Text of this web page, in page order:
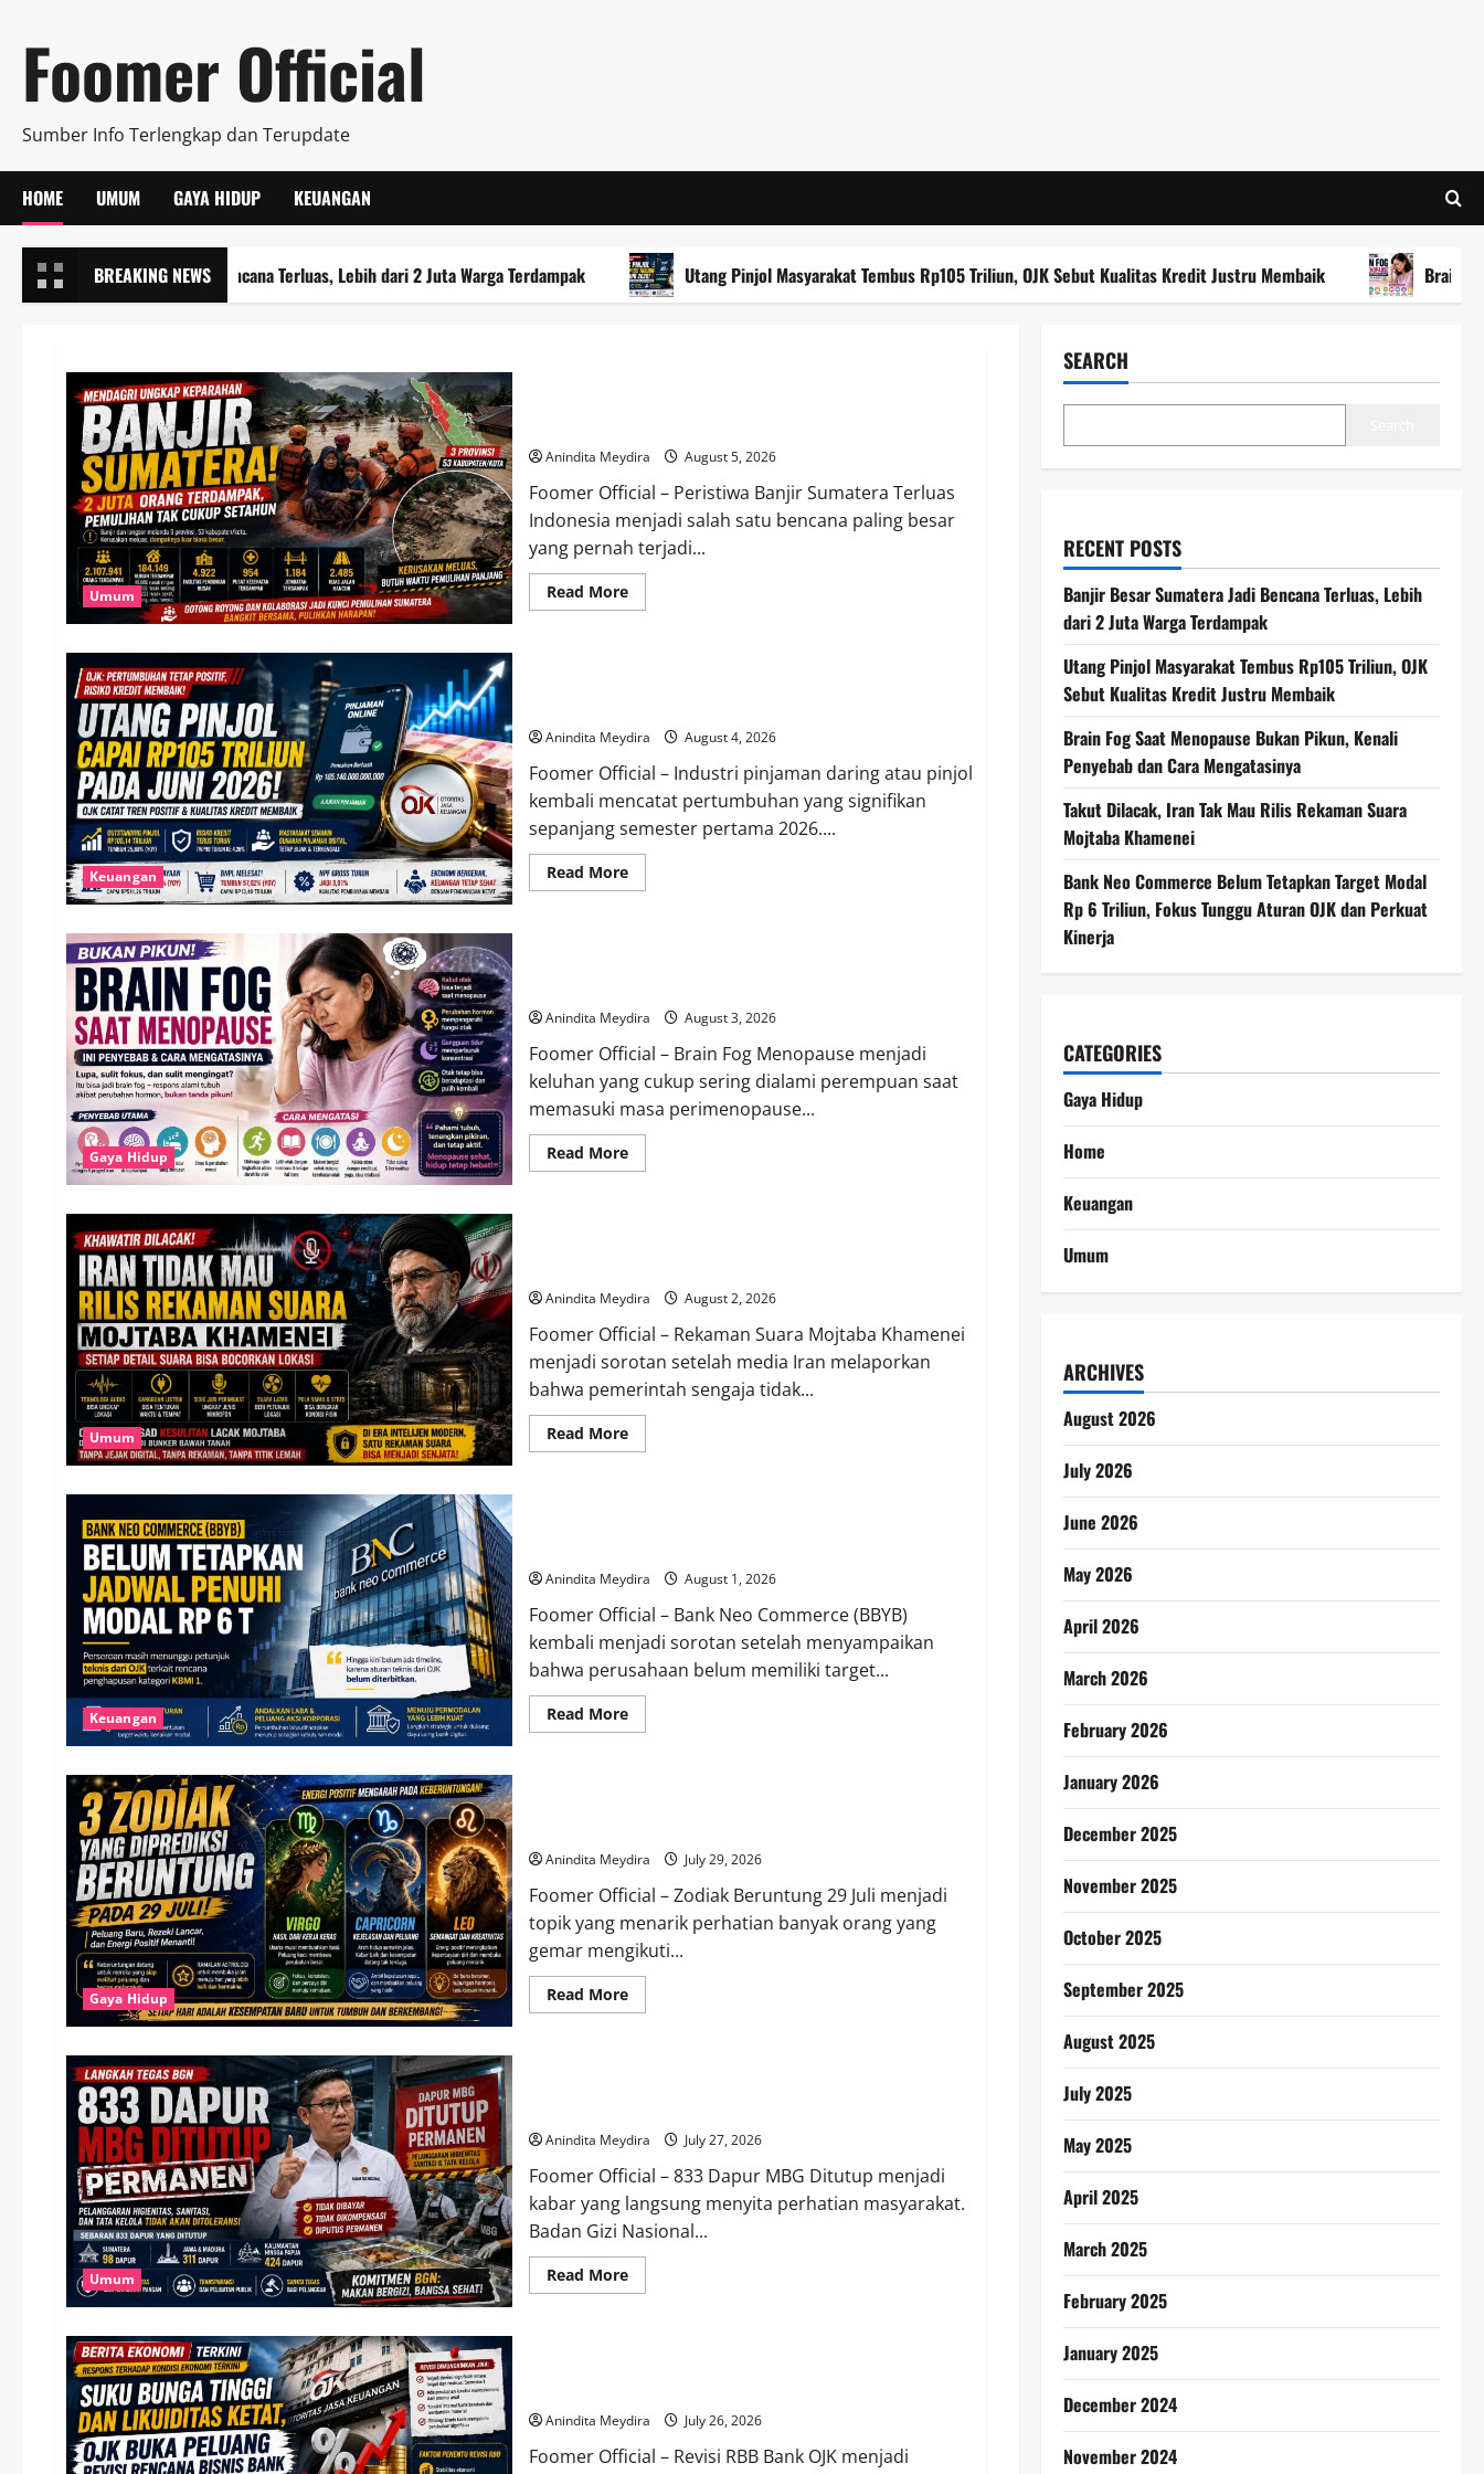
content
Foomer Official
Sumber Info Terlengkap dan Terupdate
HOME UMUM GAYA HIDUP KEUANGAN
BREAKING NEWS
Besar Sumatera Jadi Bencana Terluas, Lebih dari 2 Juta Warga Terdampak Utang Pinjol Masyarakat Tembus Rp105 Triliun, OJK Sebut Kualitas Kredit Justru Membaik Brain Fog Saat
Umum
Anindita Meydira August 5, 2026
Foomer Official – Peristiwa Banjir Sumatera Terluas
Indonesia menjadi salah satu bencana paling besar
yang pernah terjadi...
Read MoreRead
more
Lebih
dari
2
Juta
Warga
Terdampak
Keuangan
Anindita Meydira August 4, 2026
Foomer Official – Industri pinjaman daring atau pinjol
kembali mencatat pertumbuhan yang signifikan
sepanjang semester pertama 2026....
Read MoreRead
more
OJK
Sebut
Kualitas
Kredit
Justru
Membaik
Gaya Hidup
Anindita Meydira August 3, 2026
Foomer Official – Brain Fog Menopause menjadi
keluhan yang cukup sering dialami perempuan saat
memasuki masa perimenopause...
Read MoreRead
more
Kenali
Penyebab
dan
Cara
Mengatasinya
Umum
Anindita Meydira August 2, 2026
Foomer Official – Rekaman Suara Mojtaba Khamenei
menjadi sorotan setelah media Iran melaporkan
bahwa pemerintah sengaja tidak...
Read MoreRead
more
Rekaman
Suara
Mojtaba
Khamenei
Keuangan
Anindita Meydira August 1, 2026
Foomer Official – Bank Neo Commerce (BBYB)
kembali menjadi sorotan setelah menyampaikan
bahwa perusahaan belum memiliki target...
Read MoreRead
more
Modal
Rp
6
Triliun,
Tunggu
Aturan
OJK
dan
Perkuat
Kinerja
Gaya Hidup
Anindita Meydira July 29, 2026
Foomer Official – Zodiak Beruntung 29 Juli menjadi
topik yang menarik perhatian banyak orang yang
gemar mengikuti...
Read MoreRead
more
Juli
2026,
Virgo
hingga
Capricorn
Diprediksi
Dapat
Peluang
Baru
Umum
Anindita Meydira July 27, 2026
Foomer Official – 833 Dapur MBG Ditutup menjadi
kabar yang langsung menyita perhatian masyarakat.
Badan Gizi Nasional...
Read MoreRead
more
Tegas
BGN
Demi
Menjaga
Anindita Meydira July 26, 2026
Foomer Official – Revisi RBB Bank OJK menjadi
SEARCH
RECENT POSTS
Banjir Besar Sumatera Jadi Bencana Terluas, Lebih
dari 2 Juta Warga Terdampak
Utang Pinjol Masyarakat Tembus Rp105 Triliun, OJK
Sebut Kualitas Kredit Justru Membaik
Brain Fog Saat Menopause Bukan Pikun, Kenali
Penyebab dan Cara Mengatasinya
Takut Dilacak, Iran Tak Mau Rilis Rekaman Suara
Mojtaba Khamenei
Bank Neo Commerce Belum Tetapkan Target Modal
Rp 6 Triliun, Fokus Tunggu Aturan OJK dan Perkuat
Kinerja
CATEGORIES
Gaya Hidup
Home
Keuangan
Umum
ARCHIVES
August 2026
July 2026
June 2026
May 2026
April 2026
March 2026
February 2026
January 2026
December 2025
November 2025
October 2025
September 2025
August 2025
July 2025
May 2025
April 2025
March 2025
February 2025
January 2025
December 2024
November 2024